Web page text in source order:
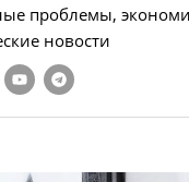
проблемы,
новости